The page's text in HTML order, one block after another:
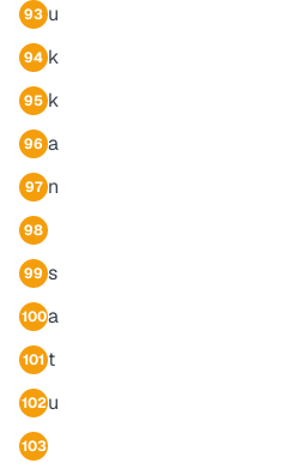
93 u
94 k
95 k
96 a
97 n
98
99 s
100a
101 t
102u
103